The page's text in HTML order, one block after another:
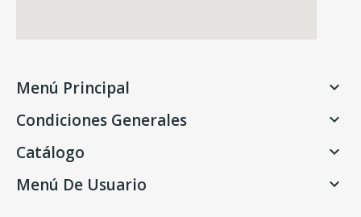
Menú Principal 
Condiciones Generales 
Catálogo 
Menú De Usuario 